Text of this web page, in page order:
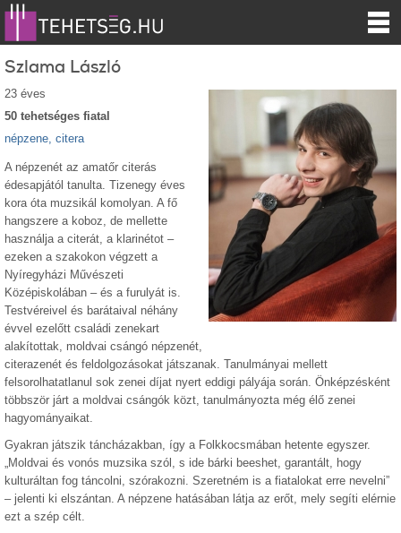
Szlama László
23 éves
50 tehetséges fiatal
népzene, citera
A népzenét az amatőr citerás
édesapjától tanulta. Tizenegy éves
kora óta muzsikál komolyan. A fő
hangszere a koboz, de mellette
használja a citerát, a klarinétot –
ezeken a szakokon végzett a
Nyíregyházi Művészeti
Középiskolában – és a furulyát is.
Testvéreivel és barátaival néhány
évvel ezelőtt családi zenekart
alakítottak, moldvai csángó népzenét,
citerazenét és feldolgozásokat játszanak. Tanulmányai mellett
felsorolhatatlanul sok zenei díjat nyert eddigi pályája során. Önképzésként
többször járt a moldvai csángók közt, tanulmányozta még élő zenei
hagyományaikat.
Gyakran játszik táncházakban, így a Folkkocsmában hetente egyszer.
„Moldvai és vonós muzsika szól, s ide bárki beeshet, garantált, hogy
kulturáltan fog táncolni, szórakozni. Szeretném is a fiatalokat erre nevelni”
– jelenti ki elszántan. A népzene hatásában látja az erőt, mely segíti elérnie
ezt a szép célt.